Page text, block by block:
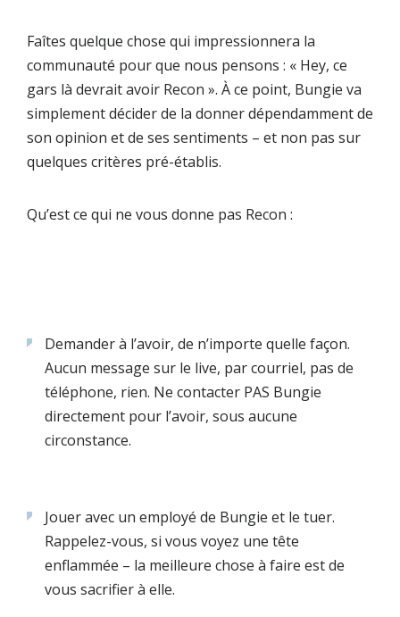
Faîtes quelque chose qui impressionnera la
communauté pour que nous pensons : « Hey, ce
gars là devrait avoir Recon ». À ce point, Bungie va
simplement décider de la donner dépendamment de
son opinion et de ses sentiments – et non pas sur
quelques critères pré-établis.
Qu’est ce qui ne vous donne pas Recon :
Demander à l’avoir, de n’importe quelle façon.
Aucun message sur le live, par courriel, pas de
téléphone, rien. Ne contacter PAS Bungie
directement pour l’avoir, sous aucune
circonstance.
Jouer avec un employé de Bungie et le tuer.
Rappelez-vous, si vous voyez une tête
enflammée – la meilleure chose à faire est de
vous sacrifier à elle.